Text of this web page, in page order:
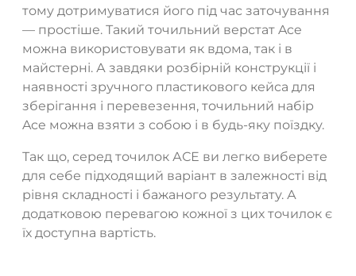
тому дотримуватися його під час заточування
— простіше. Такий точильний верстат Ace
можна використовувати як вдома, так і в
майстерні. А завдяки розбірній конструкції і
наявності зручного пластикового кейса для
зберігання і перевезення, точильний набір
Ace можна взяти з собою і в будь-яку поїздку.
Так що, серед точилок АСЕ ви легко виберете
для себе підходящий варіант в залежності від
рівня складності і бажаного результату. А
додатковою перевагою кожної з цих точилок є
їх доступна вартість.